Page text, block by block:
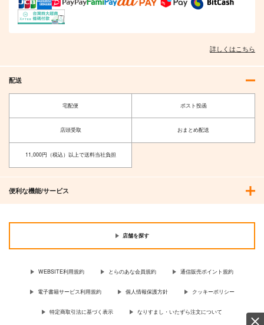
詳しくはこちら
配送
宅配便 ポスト投函
店頭受取 おまとめ配送
11,000円（税込）以上で送料当社負担
便利な機能/サービス
店舗を探す
WEBSITE利用規約 とらのあな会員規約 通信販売ポイント規約
電子書籍サービス利用規約 個人情報保護方針 クッキーポリシー
特定商取引法に基づく表示 なりすまし・いたずら注文について